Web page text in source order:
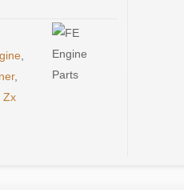
,
Zx